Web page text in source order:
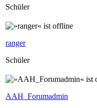
Schüler
ranger
Schüler
AAH_Forumadmin